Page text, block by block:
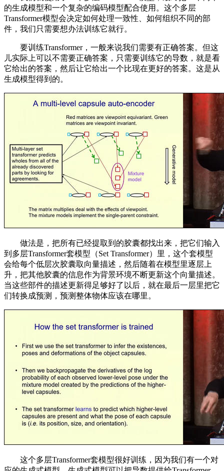
的生成模型和一个复杂的编码模型配合使用。这个多层
Transformer模型会决定如何处理一致性、如何组织不同的部
件，我们只需要想办法训练它就行。
要训练Transformer，一般来说我们需要有正确答案。但这
儿实际上可以不需要正确答案，只需要训练它的导数，就是看
它给出的答案，然后让它给出一个比现在更好的答案。这是从
生成模型得到的。
做法是，把所有已经提取到的胶囊都找出来，把它们输入
到多层Transformer套模型（Set Transformer）里，这个套模型
会给每个低层次胶囊取向量描述，然后随着在模型里逐层上
升，把其他胶囊的信息作为背景环境不断更新这个向量描述。
当这些部件的描述更新得足够好了以后，就在最后一层里把它
们转换成预测，预测整体物体应该在哪里。
这个多层Transformer套模型很好训练，因为我们有一个对